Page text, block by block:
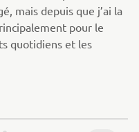
mais depuis que j’ai la
pour le
quotidiens et les